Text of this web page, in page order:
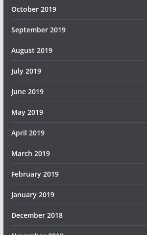
October 2019
September 2019
August 2019
July 2019
June 2019
May 2019
April 2019
March 2019
February 2019
January 2019
December 2018